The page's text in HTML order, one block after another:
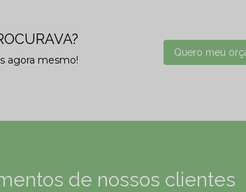
agora mesmo!
Quero meu
de nossos clientes